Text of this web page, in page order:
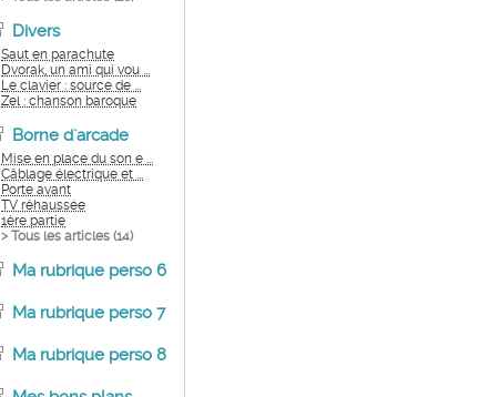
Divers
Saut en parachute
Dvorak, un ami qui vou ...
Le clavier : source de ...
Zel : chanson baroque
Borne d`arcade
Mise en place du son e ...
Câblage électrique et ...
Porte avant
TV réhaussée
1ère partie
> Tous les articles (14)
Ma rubrique perso 6
Ma rubrique perso 7
Ma rubrique perso 8